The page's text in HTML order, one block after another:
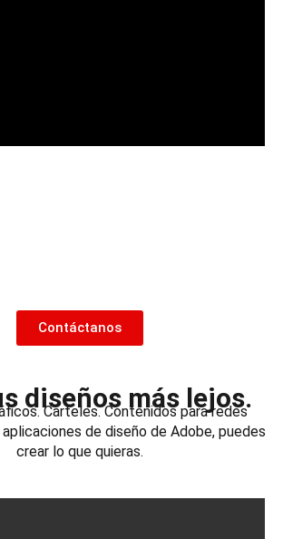
Contáctanos
diseños más lejos.
Carteles. Contenidos para redes
de diseño de Adobe, puedes
crear lo que quieras.